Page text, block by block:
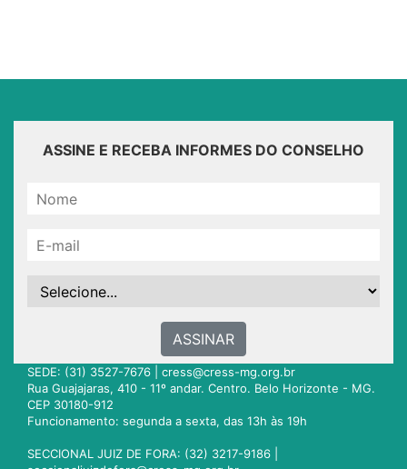
ASSINE E RECEBA INFORMES DO CONSELHO
ASSINAR
SEDE: (31) 3527-7676 | cress@cress-mg.org.br
Rua Guajajaras, 410 - 11º andar. Centro. Belo Horizonte - MG.
CEP 30180-912
Funcionamento: segunda a sexta, das 13h às 19h
SECCIONAL JUIZ DE FORA: (32) 3217-9186 |